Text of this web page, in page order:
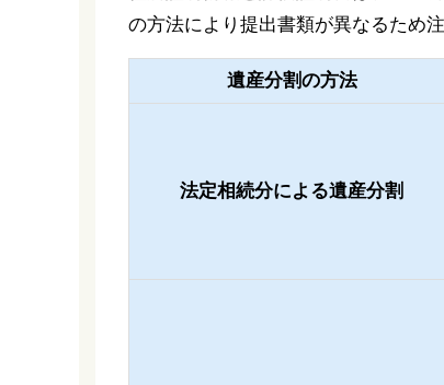
の方法により提出書類が異なるため注
遺産分割の方法
法定相続分による遺産分割